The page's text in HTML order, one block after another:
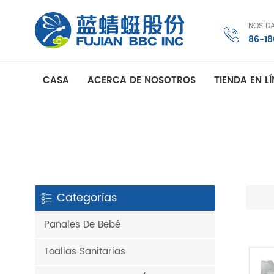
NOS
86-
CASA ACERCA DE NOSOTROS TIENDA EN
Categorías
Pañales De Bebé
Toallas Sanitarias